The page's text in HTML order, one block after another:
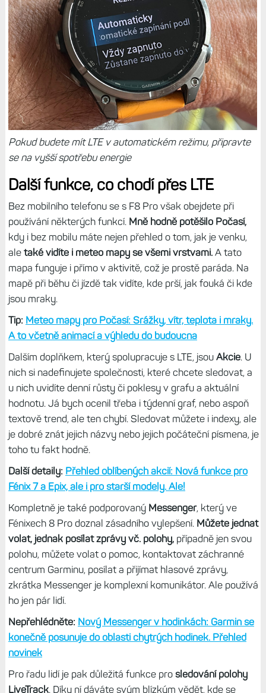
Pokud budete mít LTE v automatickém režimu, připravte
se na vyšší spotřebu energie
Další funkce, co chodí přes LTE
Bez mobilního telefonu se s F8 Pro však obejdete při
používání některých funkcí. Mně hodně potěšilo Počasí,
kdy i bez mobilu máte nejen přehled o tom, jak je venku,
ale také vidíte i meteo mapy se všemi vrstvami.A tato
mapa funguje i přímo v aktivitě, což je prostě paráda. Na
mapě při běhu či jízdě tak vidíte, kde prší, jak fouká či kde
jsou mraky.
Tip: Meteo mapy pro Počasí: Srážky, vítr, teplota i mraky.
A to včetně animací a výhledu do budoucna
Dalším doplňkem, který spolupracuje s LTE, jsou Akcie. U
nich si nadefinujete společnosti, které chcete sledovat, a
u nich uvidíte denní růsty či poklesy v grafu a aktuální
hodnotu. Já bych ocenil třeba i týdenní graf, nebo aspoň
textově trend, ale ten chybí. Sledovat můžete i indexy, ale
je dobré znát jejich názvy nebo jejich počáteční písmena, je
toho tu fakt hodně.
Další detaily: Přehled oblíbených akcií: Nová funkce pro
Fénix 7 a Epix, ale i pro starší modely. Ale!
Kompletně je také podporovaný Messenger, který ve
Fénixech 8 Pro doznal zásadního vylepšení. Můžete jednat
volat, jednak posílat zprávy vč. polohy,případně jen svou
polohu, můžete volat o pomoc, kontaktovat záchranné
centrum Garminu, posílat a přijímat hlasové zprávy,
zkrátka Messenger je komplexní komunikátor. Ale používá
ho jen pár lidí.
Nepřehlédněte: Nový Messenger v hodinkách: Garmin se
konečně posunuje do oblasti chytrých hodinek. Přehled
novinek
Pro řadu lidí je pak důležitá funkce pro sledování polohy
LiveTrack. Díky ní dáváte svým blízkým vědět, kde se